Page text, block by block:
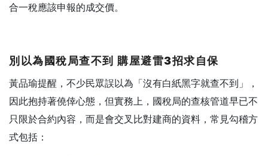
合一稅應該申報的成交價。
別以為國稅局查不到 購屋避雷3招求自保
黃品瑜提醒，不少民眾誤以為「沒有白紙黑字就查不到」，
因此抱持著僥倖心態，但實務上，國稅局的查核管道早已不
只限於合約內容，而是會交叉比對建商的資料，常見勾稽方
式包括：